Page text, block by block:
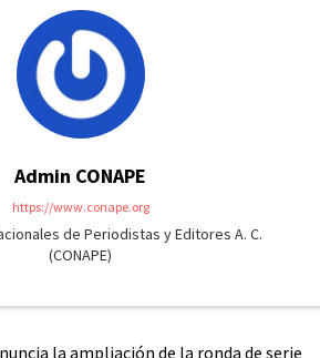
Admin CONAPE
https://www.conape.org
de Periodistas y Editores A. C.
(CONAPE)
la ampliación de la ronda de serie